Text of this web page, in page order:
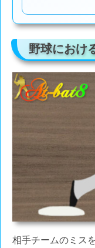
野球におけ
相手チームのミス